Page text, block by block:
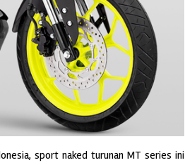
sport naked turunan MT series ini